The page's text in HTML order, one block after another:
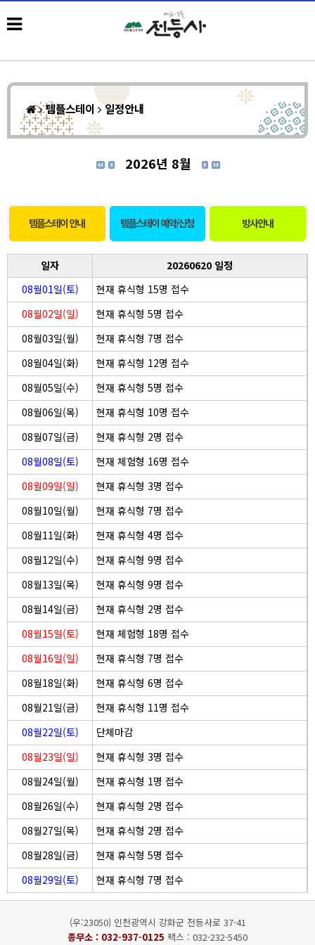
템플스테이 일정안내
2026년 8월
템플스테이 안내 템플스테이 예약/신청 방사안내
일자
20260620 일정
08월01일(토)
현재 휴식형 15명 접수
08월02일(일)
현재 휴식형 5명 접수
08월03일(월)
현재 휴식형 7명 접수
08월04일(화)
현재 휴식형 12명 접수
08월05일(수)
현재 휴식형 5명 접수
08월06일(목)
현재 휴식형 10명 접수
08월07일(금)
현재 휴식형 2명 접수
08월08일(토)
현재 체험형 16명 접수
08월09일(일)
현재 휴식형 3명 접수
08월10일(월)
현재 휴식형 7명 접수
08월11일(화)
현재 휴식형 4명 접수
08월12일(수)
현재 휴식형 9명 접수
08월13일(목)
현재 휴식형 9명 접수
08월14일(금)
현재 휴식형 2명 접수
08월15일(토)
현재 체험형 18명 접수
08월16일(일)
현재 휴식형 7명 접수
08월18일(화)
현재 휴식형 6명 접수
08월21일(금)
현재 휴식형 11명 접수
08월22일(토)
단체마감
08월23일(일)
현재 휴식형 3명 접수
08월24일(월)
현재 휴식형 1명 접수
08월26일(수)
현재 휴식형 2명 접수
08월27일(목)
현재 휴식형 2명 접수
08월28일(금)
현재 휴식형 5명 접수
08월29일(토)
현재 휴식형 7명 접수
(우:23050) 인천광역시 강화군 전등사로 37-41
종무소 : 032-937-0125 팩스 : 032-232-5450